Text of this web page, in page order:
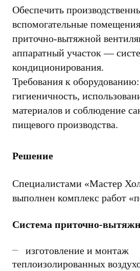
Обеспечить
вспомогательные
приточно-вытяжной
аппаратный участок —
кондиционирования.
Требования к
гигиеничность,
материалов и соблюдение
пищевого производства.
Решение
Специалистами «Мастер
выполнен комплекс работ
Система приточно-
изготовление и монтаж
теплоизолированных